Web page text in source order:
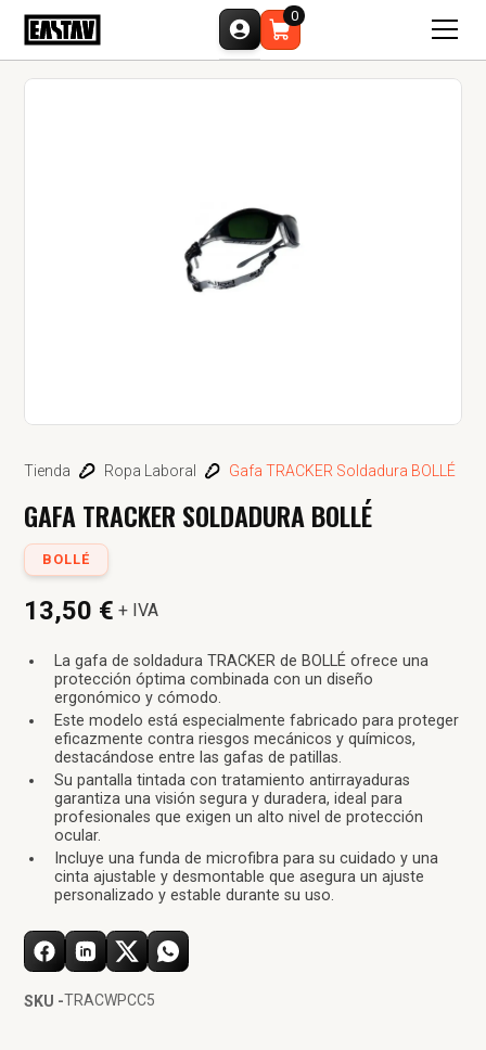
0
Tienda Ropa Laboral Gafa TRACKER Soldadura BOLLÉ
GAFA TRACKER SOLDADURA BOLLÉ
BOLLÉ
13,50 € + IVA
La gafa de soldadura TRACKER de BOLLÉ ofrece una
protección óptima combinada con un diseño
ergonómico y cómodo.
Este modelo está especialmente fabricado para proteger
eficazmente contra riesgos mecánicos y químicos,
destacándose entre las gafas de patillas.
Su pantalla tintada con tratamiento antirrayaduras
garantiza una visión segura y duradera, ideal para
profesionales que exigen un alto nivel de protección
ocular.
Incluye una funda de microfibra para su cuidado y una
cinta ajustable y desmontable que asegura un ajuste
personalizado y estable durante su uso.
SKU -TRACWPCC5